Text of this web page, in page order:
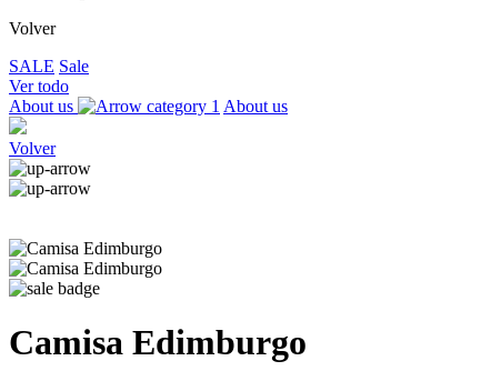
Volver
SALE Sale
Ver todo
About us
About us
Volver
Camisa Edimburgo